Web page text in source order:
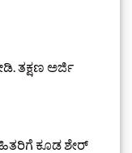
ತಕ್ಷಣ ಅರ್ಜಿ
ಕೂಡ ಶೇರ್